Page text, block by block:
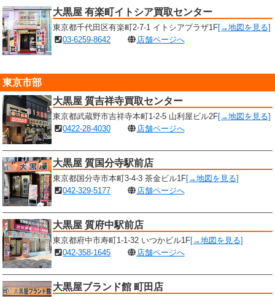
大黒屋 有楽町イトシア買取センター
東京都千代田区有楽町2-7-1 イトシアプラザ1F[→地図を見る]
03-6259-8642
店舗ページへ
東京市部
大黒屋 質吉祥寺買取センター
東京都武蔵野市吉祥寺本町1-2-5 山利屋ビル2F[→地図を見る]
0422-28-4030
店舗ページへ
大黒屋 質国分寺駅前店
東京都国分寺市本町3-4-3 茶金ビル1F[→地図を見る]
042-329-5177
店舗ページへ
大黒屋 質府中駅前店
東京都府中市寿町1-1-32 いつかビル1F[→地図を見る]
042-358-1645
店舗ページへ
大黒屋ブランド館 町田店